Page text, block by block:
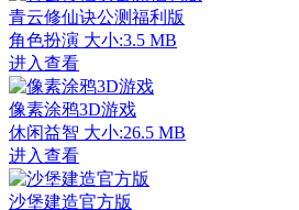
青云修仙诀公测福利版
角色扮演 大小:3.5 MB
进入查看
像素涂鸦3D游戏
休闲益智 大小:26.5 MB
进入查看
沙堡建造官方版